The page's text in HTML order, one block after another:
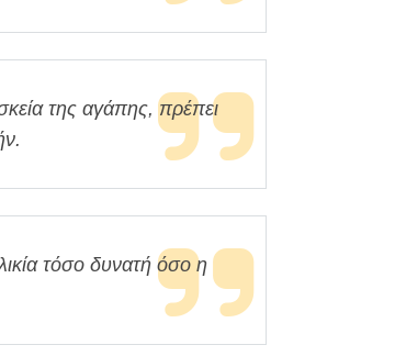
της αγάπης, πρέπει
τόσο δυνατή όσο η